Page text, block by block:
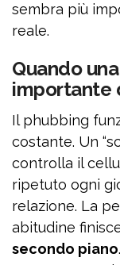
sembra più
reale.
Quando
importante
Il phubbing
costante. Un
controlla il
ripetuto ogni
relazione. La
abitudine
secondo piano